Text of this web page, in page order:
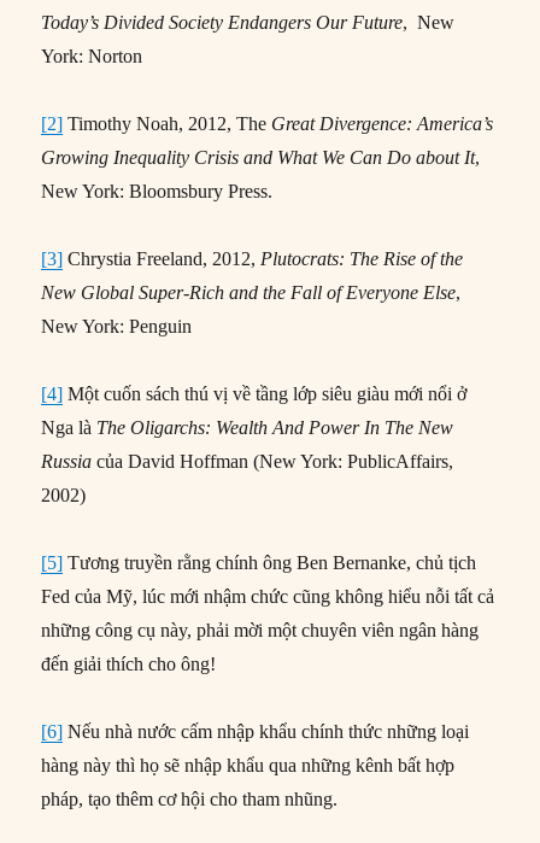
Today’s Divided Society Endangers Our Future, New
York: Norton
[2] Timothy Noah, 2012, The Great Divergence: America’s
Growing Inequality Crisis and What We Can Do about It,
New York: Bloomsbury Press.
[3] Chrystia Freeland, 2012, Plutocrats: The Rise of the
New Global Super-Rich and the Fall of Everyone Else,
New York: Penguin
[4] Một cuốn sách thú vị về tầng lớp siêu giàu mới nổi ở
Nga là The Oligarchs: Wealth And Power In The New
Russiacủa David Hoffman (New York: PublicAffairs,
2002)
[5] Tương truyền rằng chính ông Ben Bernanke, chủ tịch
Fed của Mỹ, lúc mới nhậm chức cũng không hiểu nỗi tất cả
những công cụ này, phải mời một chuyên viên ngân hàng
đến giải thích cho ông!
[6] Nếu nhà nước cấm nhập khẩu chính thức những loại
hàng này thì họ sẽ nhập khẩu qua những kênh bất hợp
pháp, tạo thêm cơ hội cho tham nhũng.